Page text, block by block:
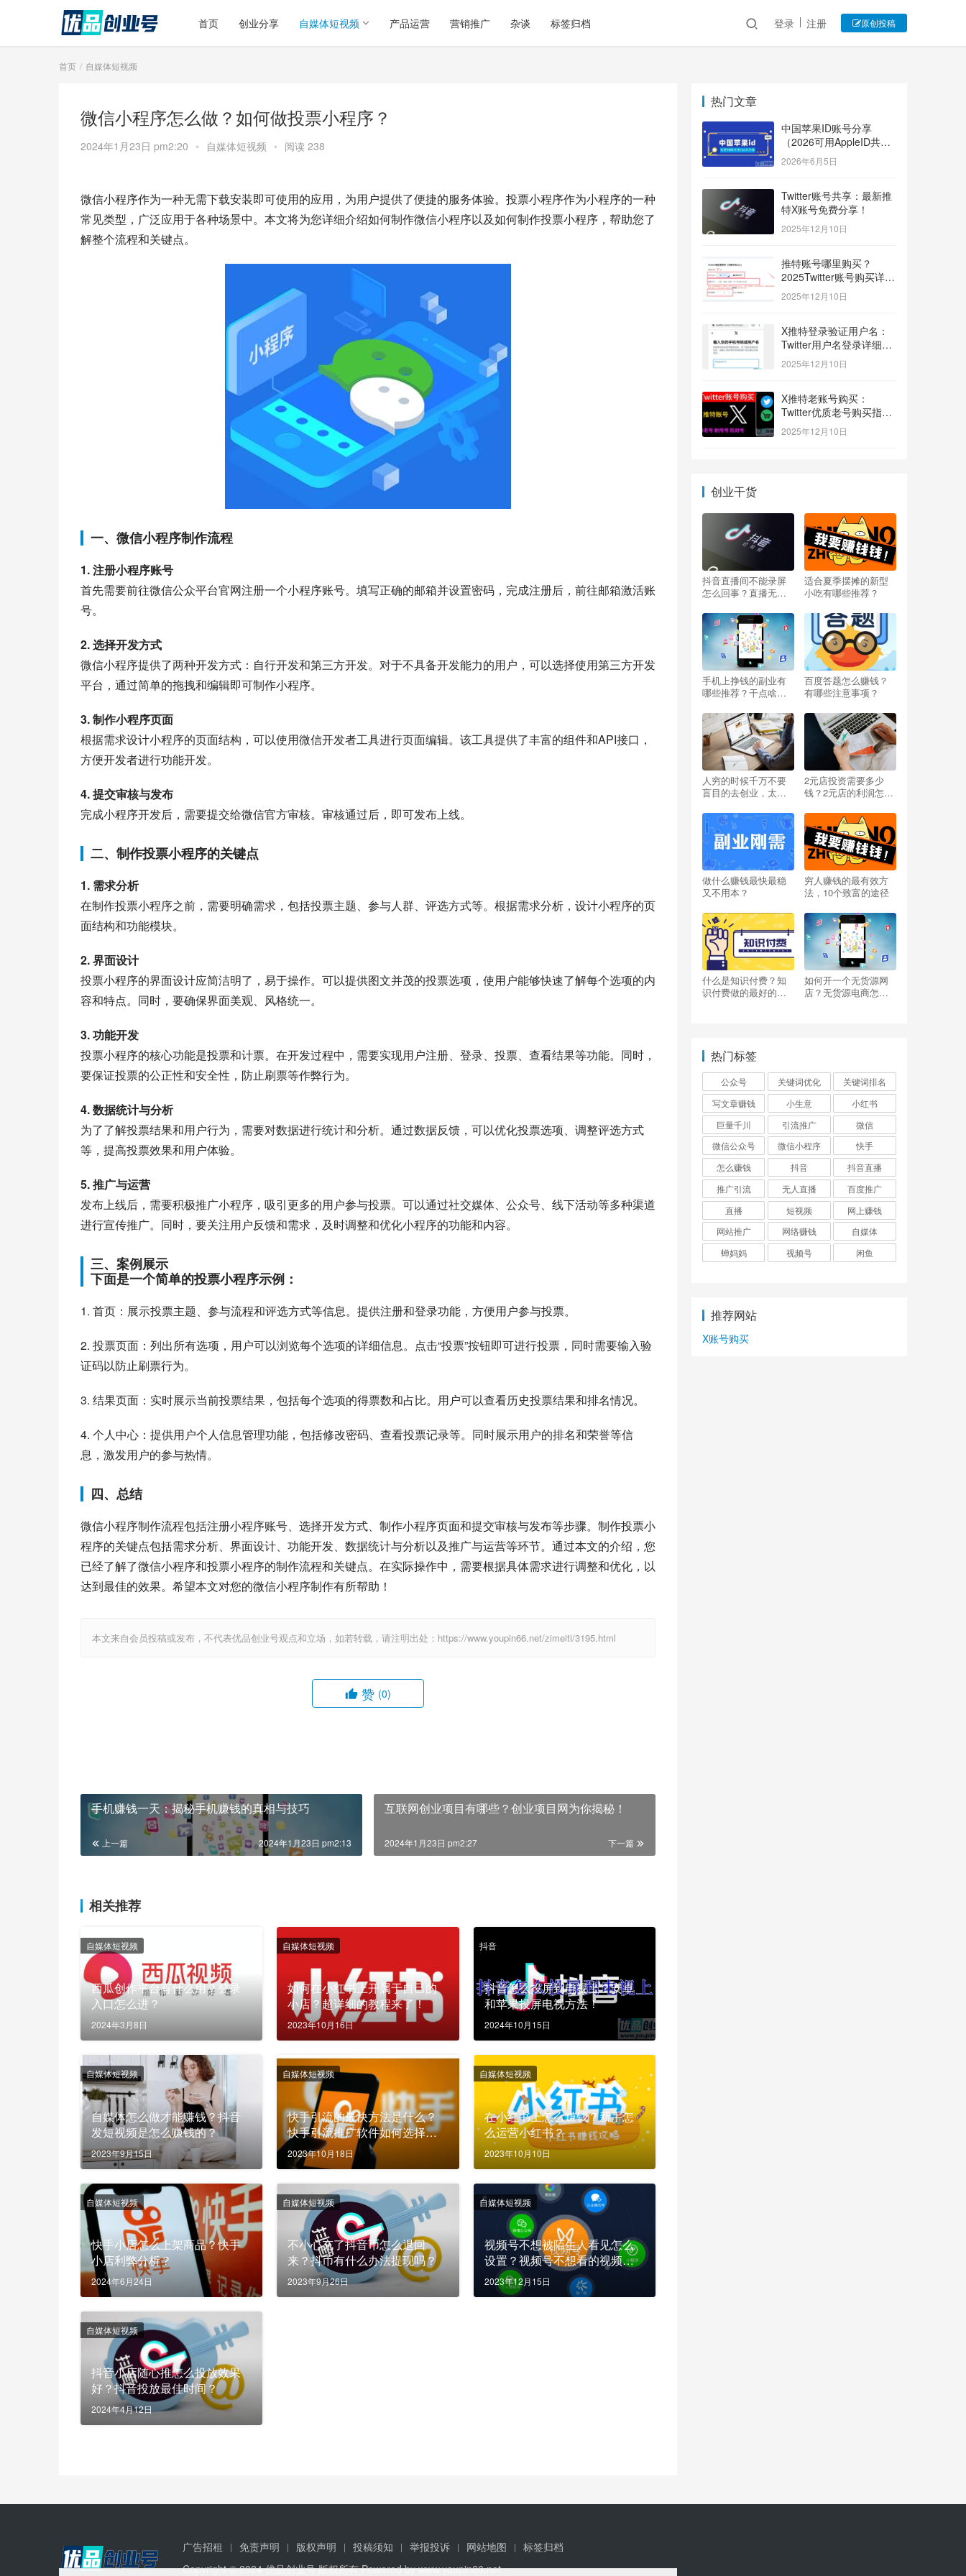
首页 创业分享 自媒体短视频 产品运营 营销推广 杂谈 标签归档 登录 注册 原创投稿
首页 自媒体短视频
微信小程序怎么做？如何做投票小程序？
2024年1月23日 pm2:20 • 自媒体短视频 • 阅读 238
微信小程序作为一种无需下载安装即可使用的应用，为用户提供了便捷的服务体验。投票小程序作为小程序的一种
常见类型，广泛应用于各种场景中。本文将为您详细介绍如何制作微信小程序以及如何制作投票小程序，帮助您了
解整个流程和关键点。
一、微信小程序制作流程
1. 注册小程序账号
首先需要前往微信公众平台官网注册一个小程序账号。填写正确的邮箱并设置密码，完成注册后，前往邮箱激活账
号。
2. 选择开发方式
微信小程序提供了两种开发方式：自行开发和第三方开发。对于不具备开发能力的用户，可以选择使用第三方开发
平台，通过简单的拖拽和编辑即可制作小程序。
3. 制作小程序页面
根据需求设计小程序的页面结构，可以使用微信开发者工具进行页面编辑。该工具提供了丰富的组件和API接口，
方便开发者进行功能开发。
4. 提交审核与发布
完成小程序开发后，需要提交给微信官方审核。审核通过后，即可发布上线。
二、制作投票小程序的关键点
1. 需求分析
在制作投票小程序之前，需要明确需求，包括投票主题、参与人群、评选方式等。根据需求分析，设计小程序的页
面结构和功能模块。
2. 界面设计
投票小程序的界面设计应简洁明了，易于操作。可以提供图文并茂的投票选项，使用户能够快速了解每个选项的内
容和特点。同时，要确保界面美观、风格统一。
3. 功能开发
投票小程序的核心功能是投票和计票。在开发过程中，需要实现用户注册、登录、投票、查看结果等功能。同时，
要保证投票的公正性和安全性，防止刷票等作弊行为。
4. 数据统计与分析
为了了解投票结果和用户行为，需要对数据进行统计和分析。通过数据反馈，可以优化投票选项、调整评选方式
等，提高投票效果和用户体验。
5. 推广与运营
发布上线后，需要积极推广小程序，吸引更多的用户参与投票。可以通过社交媒体、公众号、线下活动等多种渠道
进行宣传推广。同时，要关注用户反馈和需求，及时调整和优化小程序的功能和内容。
三、案例展示
下面是一个简单的投票小程序示例：
1. 首页：展示投票主题、参与流程和评选方式等信息。提供注册和登录功能，方便用户参与投票。
2. 投票页面：列出所有选项，用户可以浏览每个选项的详细信息。点击“投票”按钮即可进行投票，同时需要输入验
证码以防止刷票行为。
3. 结果页面：实时展示当前投票结果，包括每个选项的得票数和占比。用户可以查看历史投票结果和排名情况。
4. 个人中心：提供用户个人信息管理功能，包括修改密码、查看投票记录等。同时展示用户的排名和荣誉等信
息，激发用户的参与热情。
四、总结
微信小程序制作流程包括注册小程序账号、选择开发方式、制作小程序页面和提交审核与发布等步骤。制作投票小
程序的关键点包括需求分析、界面设计、功能开发、数据统计与分析以及推广与运营等环节。通过本文的介绍，您
已经了解了微信小程序和投票小程序的制作流程和关键点。在实际操作中，需要根据具体需求进行调整和优化，以
达到最佳的效果。希望本文对您的微信小程序制作有所帮助！
本文来自会员投稿或发布，不代表优品创业号观点和立场，如若转载，请注明出处：https://www.youpin66.net/zimeiti/3195.html
赞 (0)
手机赚钱一天：揭秘手机赚钱的真相与技巧
上一篇 2024年1月23日 pm2:13
互联网创业项目有哪些？创业项目网为你揭秘！
下一篇
2024年1月23日 pm2:27
相关推荐
西瓜创作平台有什么用？登录
入口怎么进？
2024年3月8日
自媒体短视频
如何在小红书上开属于自己的
小店？超详细的教程来了！
2023年10月16日
自媒体短视频
抖音怎么投屏到电视上？安卓
和苹果投屏电视方法！
2024年10月15日
抖音
自媒体怎么做才能赚钱？抖音
发短视频是怎么赚钱的？
2023年9月15日
自媒体短视频
快手引流的最快方法是什么？
快手引流推广软件如何选择最
适合的软件？
2023年10月18日
自媒体短视频
在小红书上怎么赚钱？新手怎
么运营小红书？
2023年10月10日
自媒体短视频
快手小店怎么上架商品？快手
小店利弊分析？
2024年6月24日
自媒体短视频
不小心充了抖音币怎么退回
来？抖币有什么办法提现吗？
2023年9月26日
自媒体短视频
视频号不想被陌生人看见怎么
设置？视频号不想看的视频怎
么屏蔽掉？
2023年12月15日
自媒体短视频
抖音小店随心推怎么投放效果
好？抖音投放最佳时间？
2024年4月12日
自媒体短视频
热门文章
中国苹果ID账号分享
（2026可用AppleID共享
账号）
2026年6月5日
Twitter账号共享：最新推
特X账号免费分享！
2025年12月10日
推特账号哪里购买？
2025Twitter账号购买详细
指南！
2025年12月10日
X推特登录验证用户名：
Twitter用户名登录详细指
南！
2025年12月10日
X推特老账号购买：
Twitter优质老号购买指
南！
2025年12月10日
创业干货
抖音直播间不能录屏
怎么回事？直播无法
适合夏季摆摊的新型
小吃有哪些推荐？
手机上挣钱的副业有
哪些推荐？干点啥能
百度答题怎么赚钱？
有哪些注意事项？
人穷的时候千万不要
盲目的去创业，太扎
2元店投资需要多少
钱？2元店的利润怎么
钱？
做什么赚钱最快最稳
又不用本？
穷人赚钱的最有效方
法，10个致富的途径
什么是知识付费？知
识付费做的最好的平
如何开一个无货源网
店？无货源电商怎么
热门标签
公众号 关键词优化
关键词排名
写文章赚钱
小生意
小红书
巨量千川
引流推广
微信
微信公众号
微信小程序
快手
怎么赚钱
抖音
抖音直播
推广引流
无人直播
百度推广
直播
短视频
网上赚钱
网站推广
网络赚钱
自媒体
蝉妈妈
视频号 闲鱼
推荐网站
X账号购买
广告招租 免责声明 版权声明 投稿须知 举报投诉 网站地图
标签归档
Copyright © 2024 优品创业号 版权所有 Powered bywww.youpin66.net